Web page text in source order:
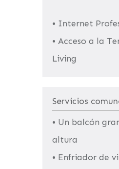
• Internet
• Acceso a la
Living
Servicios
• Un balcón
altura
• Enfriador de